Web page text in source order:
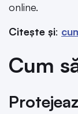
online.
Citește și:
Cum